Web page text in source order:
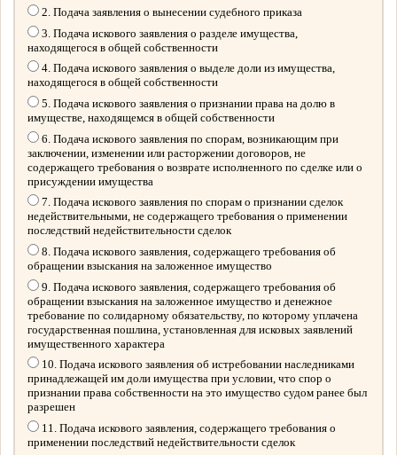
2. Подача заявления о вынесении судебного приказа
3. Подача искового заявления о разделе имущества,
находящегося в общей собственности
4. Подача искового заявления о выделе доли из имущества,
находящегося в общей собственности
5. Подача искового заявления о признании права на долю в
имуществе, находящемся в общей собственности
6. Подача искового заявления по спорам, возникающим при
заключении, изменении или расторжении договоров, не
содержащего требования о возврате исполненного по сделке или о
присуждении имущества
7. Подача искового заявления по спорам о признании сделок
недействительными, не содержащего требования о применении
последствий недействительности сделок
8. Подача искового заявления, содержащего требования об
обращении взыскания на заложенное имущество
9. Подача искового заявления, содержащего требования об
обращении взыскания на заложенное имущество и денежное
требование по солидарному обязательству, по которому уплачена
государственная пошлина, установленная для исковых заявлений
имущественного характера
10. Подача искового заявления об истребовании наследниками
принадлежащей им доли имущества при условии, что спор о
признании права собственности на это имущество судом ранее был
разрешен
11. Подача искового заявления, содержащего требования о
применении последствий недействительности сделок